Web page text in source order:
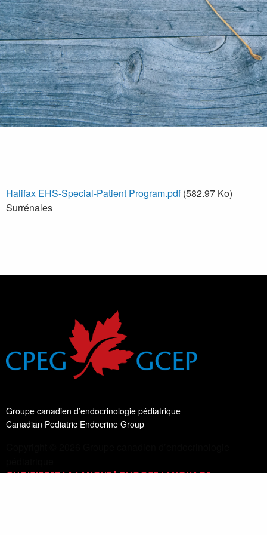
Halifax EHS-Special-Patient Program.pdf (582.97 Ko)
Surrénales
Groupe canadien d’endocrinologie pédiatrique
Canadian Pediatric Endocrine Group
CHOISISSEZ LA LANGUE | CHOOSE LANGUAGE